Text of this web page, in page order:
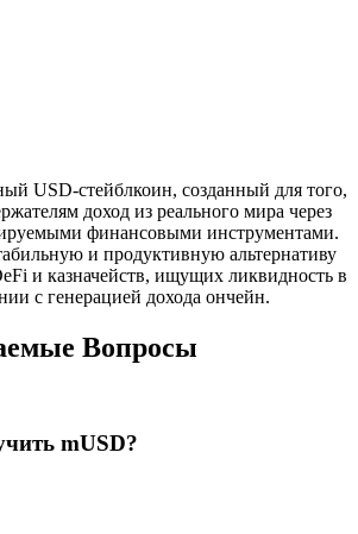
USD-стейблкоин, созданный для того,
доход из реального мира через
финансовыми инструментами.
и продуктивную альтернативу
и казначейств, ищущих ликвидность в
с генерацией дохода ончейн.
Вопросы
mUSD?